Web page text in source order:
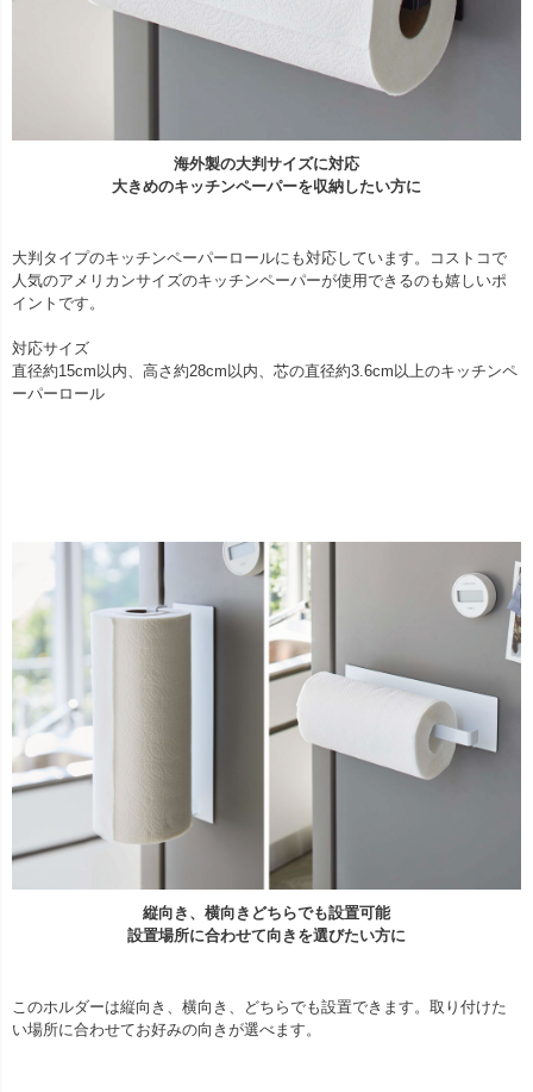
海外製の大判サイズに対応
大きめのキッチンペーパーを収納したい方に
大判タイプのキッチンペーパーロールにも対応しています。コストコで
人気のアメリカンサイズのキッチンペーパーが使用できるのも嬉しいポ
イントです。
対応サイズ
直径約15cm以内、高さ約28cm以内、芯の直径約3.6cm以上のキッチンペ
ーパーロール
縦向き、横向きどちらでも設置可能
設置場所に合わせて向きを選びたい方に
このホルダーは縦向き、横向き、どちらでも設置できます。取り付けた
い場所に合わせてお好みの向きが選べます。